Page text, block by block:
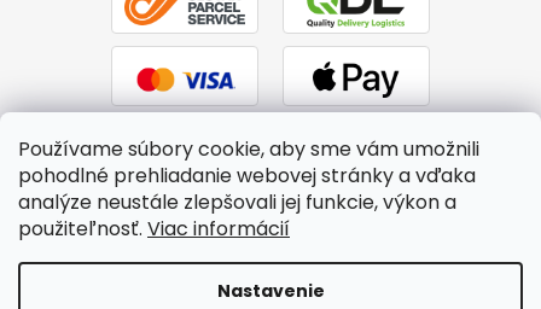
Používame súbory cookie, aby sme vám umožnili
pohodlné prehliadanie webovej stránky a vďaka
analýze neustále zlepšovali jej funkcie, výkon a
použiteľnosť. Viac informácií
Nastavenie